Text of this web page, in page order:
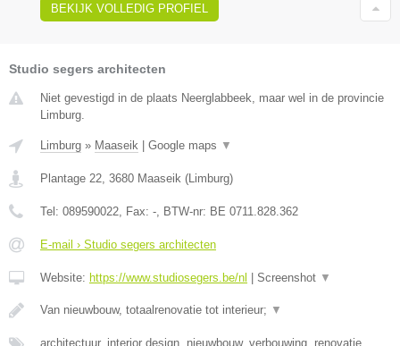
BEKIJK VOLLEDIG PROFIEL
Studio segers architecten
Niet gevestigd in de plaats Neerglabbeek, maar wel in de provincie
Limburg.
Limburg » Maaseik Google maps ▼
Plantage 22 3680 Maaseik ( Limburg)
Tel: 089590022 , Fax: - , BTW-nr: BE 0711.828.362
E-mail › Studio segers architecten
Website: https://www.studiosegers.be/nl Screenshot ▼
Van nieuwbouw, totaalrenovatie tot interieur; ▼
architectuur, interior design, nieuwbouw, verbouwing, renovatie,